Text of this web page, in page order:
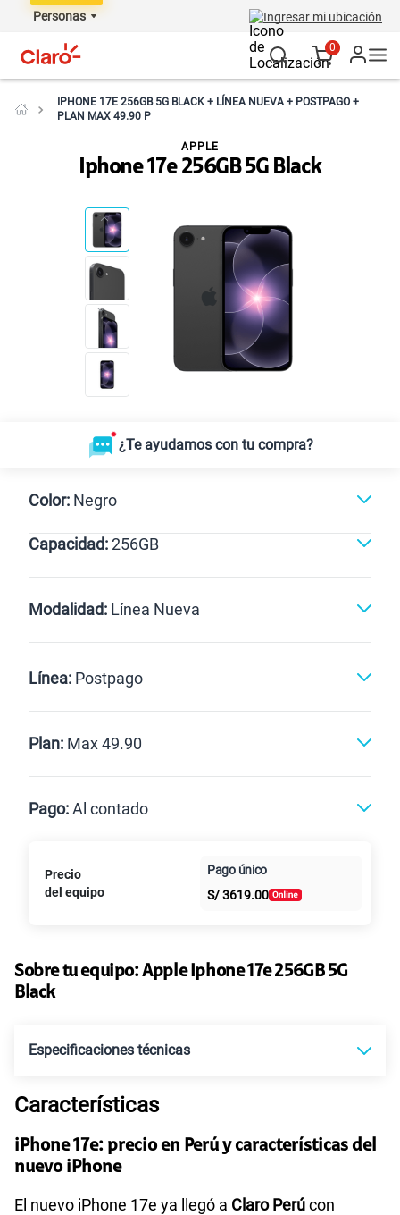
Personas Ingresar mi ubicación
0
IPHONE 17E 256GB 5G BLACK + LÍNEA NUEVA + POSTPAGO +
PLAN MAX 49.90 P
Iphone 17e 256GB 5G Black
APPLE
¿Te ayudamos con tu compra?
Color: Negro
Capacidad:256GB
256GB
Modalidad: Línea Nueva
Renovación Celular liberado
Línea: Postpago
Postpago
Plan: Max 49.90
Paga solo
25GBen alta velocidad
S/
Paga solo S/49.90
Pago:Al contado
Al contado Cuotas Claro
intereses
Precio
del equipo
Pago único
S/3619.00
Sobre tu equipo:Apple Iphone 17e 256GB 5G
Black
Especificaciones técnicas
Tecnología de Pantalla
Características
iPhone 17e: precio en Perú y características del
nuevo iPhone
El nuevo iPhone 17e ya llegó a Claro Perúcon